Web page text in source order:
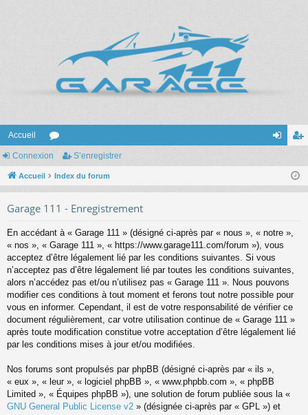
Accueil
or
u nr
Connexion S’enregistrer
Accueil Index du forum
Garage 111 - Enregistrement
En accédant à « Garage 111 » (désigné ci-après par « nous », « notre »,
« nos », « Garage 111 », « https://www.garage111.com/forum »), vous
acceptez d’être légalement lié par les conditions suivantes. Si vous
n’acceptez pas d’être légalement lié par toutes les conditions suivantes,
alors n’accédez pas et/ou n’utilisez pas « Garage 111 ». Nous pouvons
modifier ces conditions à tout moment et ferons tout notre possible pour
vous en informer. Cependant, il est de votre responsabilité de vérifier ce
document régulièrement, car votre utilisation continue de « Garage 111 »
après toute modification constitue votre acceptation d’être légalement lié
par les conditions mises à jour et/ou modifiées.
Nos forums sont propulsés par phpBB (désigné ci-après par « ils »,
« eux », « leur », « logiciel phpBB », « www.phpbb.com », « phpBB
Limited », « Équipes phpBB »), une solution de forum publiée sous la «
GNU General Public License v2 » (désignée ci-après par « GPL ») et